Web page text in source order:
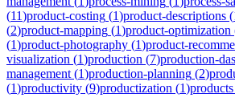
(11)product-costing (1)product-descriptions (
(2)product-mapping (1)product-optimization
(1)product-photography (1)product-
visualization (1)production (7)production-
management (1)production-planning (2)
(1)productivity (9)productization (1)products